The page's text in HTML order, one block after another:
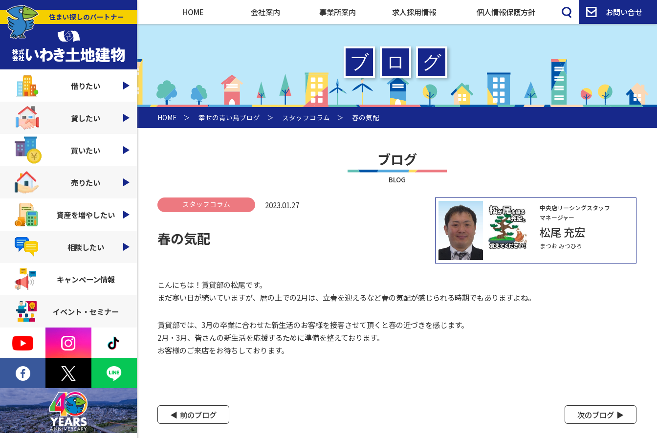
HOME 会社案内 事業所案内 求人採用情報 個人情報保護方針 お問い合せ
住まい探しのパートナー
借りたい
貸したい
買いたい
売りたい
資産を増やしたい
相談したい
キャンペーン情報
イベント・セミナー
HOME ＞ 幸せの青い鳥ブログ ＞ スタッフコラム ＞ 春の気配
ブログ
BLOG
スタッフコラム 2023.01.27
春の気配
中央店リーシングスタッフ
マネージャー
松尾 充宏
まつお みつひろ
こんにちは！賃貸部の松尾です。
まだ寒い日が続いていますが、暦の上での2月は、立春を迎えるなど春の気配が感じられる時期でもありますよね。
賃貸部では、3月の卒業に合わせた新生活のお客様を接客させて頂くと春の近づきを感じます。
2月・3月、皆さんの新生活を応援するために準備を整えております。
お客様のご来店をお待ちしております。
前のブログ 次のブログ